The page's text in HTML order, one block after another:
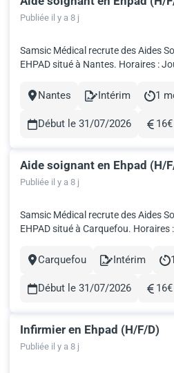
Publiée il y a 8 j
Samsic Médical recrute des Aides
EHPAD situé à Nantes. Horaires : Jour ou nuit Date : Dès que
avec Samsic Médical, c'est: Fondé par des professionnels de
Ville
Nantes
Contract
Intérim
Durée
1
Début le 31/07/2026
Aide soignant en Ehpad (H/
Publiée il y a 8 j
Samsic Médical recrute des Aides
EHPAD situé à Carquefou. Horaires : Jour ou nuit Date : Dès
intérim avec Samsic Médical, c'est: Fondé par des
grâc...
Ville
Carquefou
Contract
Intérim
Début le 31/07/2026
Infirmier en Ehpad (H/F/D)
Publiée il y a 8 j